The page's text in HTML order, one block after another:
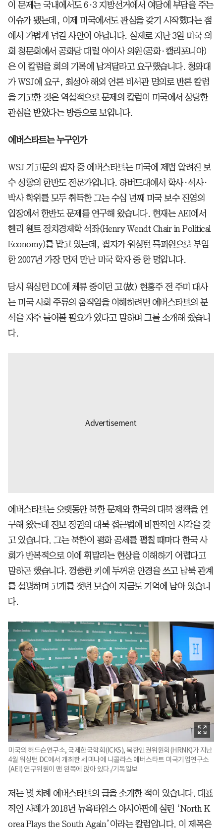
이 문제는 국내에서도 6·3 지방선거에서 여당에 부담을 주는
이슈가 됐는데, 이제 미국에서도 관심을 갖기 시작했다는 점
에서 가볍게 넘길 사안이 아닙니다. 실제로 지난 3일 미국 의
회 청문회에서 공화당 대럴 아이사 의원(공화·캘리포니아)
은 이 칼럼을 회의 기록에 남겨달라고 요구했습니다. 청와대
가 WSJ에 요구, 최성아 해외 언론 비서관 명의로 반론 칼럼
을 기고한 것은 역설적으로 문제의 칼럼이 미국에서 상당한
관심을 받았다는 방증으로 보입니다.
에버스타트는 누구인가
WSJ 기고문의 필자 중 에버스타트는 미국에 제법 알려진 보
수 성향의 한반도 전문가입니다. 하버드대에서 학사·석사·
박사 학위를 모두 취득한 그는 수십 년째 미국 보수 진영의
입장에서 한반도 문제를 연구해 왔습니다. 현재는 AEI에서
헨리 웬트 정치경제학 석좌(Henry Wendt Chair in Political
Economy)를 맡고 있는데, 필자가 워싱턴 특파원으로 부임
한 2007년 가장 먼저 만난 미국 학자 중 한 명입니다.
당시 워싱턴 DC에 체류 중이던 고(故) 현홍주 전 주미 대사
는 미국 사회 주류의 움직임을 이해하려면 에버스타트의 분
석을 자주 들어볼 필요가 있다고 말하며 그를 소개해 줬습니
다.
에버스타트는 오랫동안 북한 문제와 한국의 대북 정책을 연
구해 왔는데 진보 정권의 대북 접근법에 비판적인 시각을 갖
고 있습니다. 그는 북한이 평화 공세를 펼칠 때마다 한국 사
회가 반복적으로 이에 휘말리는 현상을 이해하기 어렵다고
말하곤 했습니다. 껑충한 키에 두꺼운 안경을 쓰고 남북 관계
를 설명하며 고개를 젓던 모습이 지금도 기억에 남아 있습니
다.
미국의 허드슨연구소, 국제한국학회(ICKS), 북한인권위원회(HRNK)가 지난
4월 워싱턴 DC에서 개최한 세미나에 니콜라스 에버스타트 미국기업연구소
(AEI) 연구위원이 맨 왼쪽에 앉아 있다./기독일보
저는 몇 차례 에버스타트의 글을 소개한 적이 있습니다. 대표
적인 사례가 2018년 뉴욕타임스 아시아판에 실린 ‘North K
orea Plays the South Again’이라는 칼럼입니다. 이 제목은